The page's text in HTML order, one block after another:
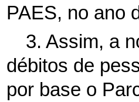
PAES, no ano
3. Assim, a
débitos de
por base o